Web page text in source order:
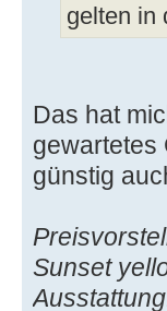
gelten in
Das hat
gewartetes
günstig
Sunset